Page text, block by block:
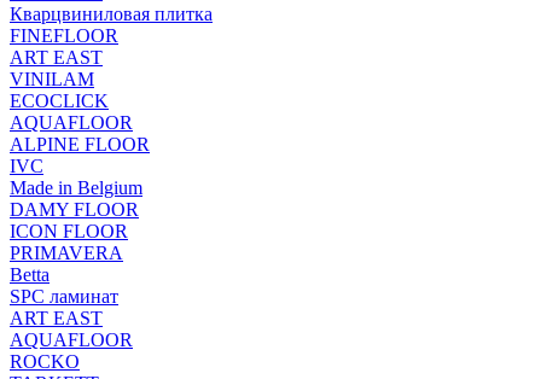
Кварцвиниловая плитка
FINEFLOOR
ART EAST
VINILAM
ECOCLICK
AQUAFLOOR
ALPINE FLOOR
IVC
Made in Belgium
DAMY FLOOR
ICON FLOOR
PRIMAVERA
Betta
SPC ламинат
ART EAST
AQUAFLOOR
ROCKO